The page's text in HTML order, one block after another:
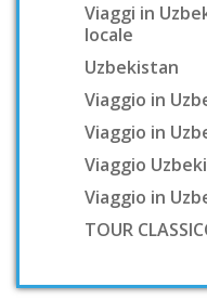
Viaggi in
locale
Uzbekistan
Viaggio in
Viaggio in
Viaggio
Viaggio in
TOUR